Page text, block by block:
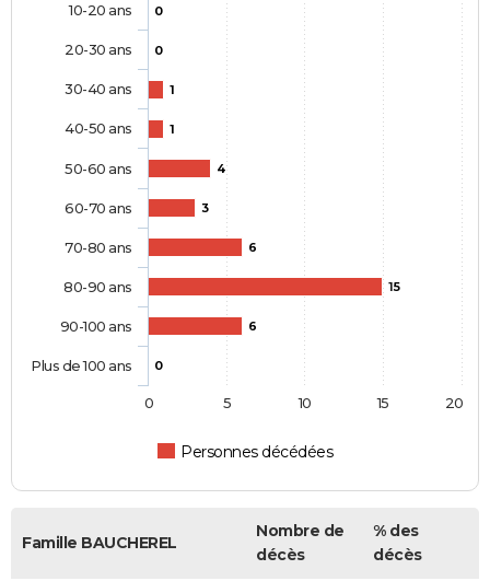
0
0
1
1
4
3
6
15
6
0
Personnes décédées
10-20 ans
20-30 ans
30-40 ans
40-50 ans
50-60 ans
60-70 ans
70-80 ans
80-90 ans
90-100 ans
Plus de 100 ans
0 5 10 15 20
Famille BAUCHEREL
Nombre de
décès
% des
décès